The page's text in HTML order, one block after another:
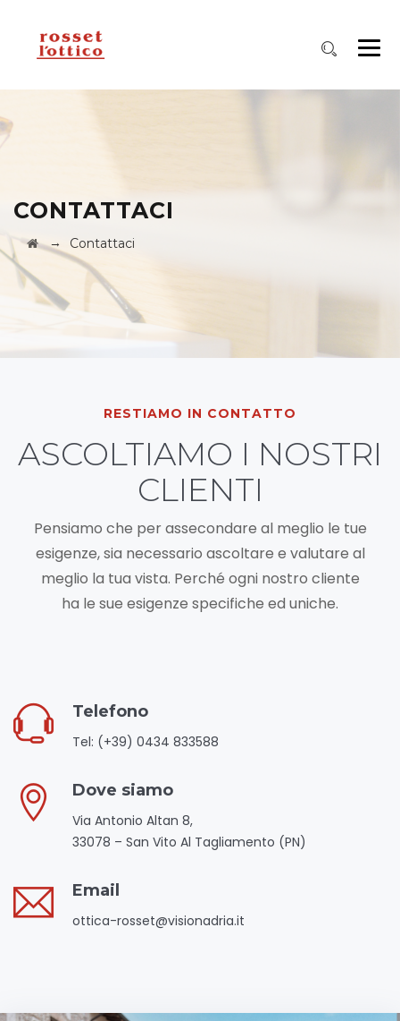
CONTATTACI
→ Contattaci
RESTIAMO IN CONTATTO
ASCOLTIAMO I NOSTRI
CLIENTI
Pensiamo che per assecondare al meglio le tue
esigenze, sia necessario ascoltare e valutare al
meglio la tua vista. Perché ogni nostro cliente
ha le sue esigenze specifiche ed uniche.
Telefono
Tel: (+39) 0434 833588
Dove siamo
Via Antonio Altan 8,
33078 – San Vito Al Tagliamento (PN)
Email
ottica-rosset@visionadria.it